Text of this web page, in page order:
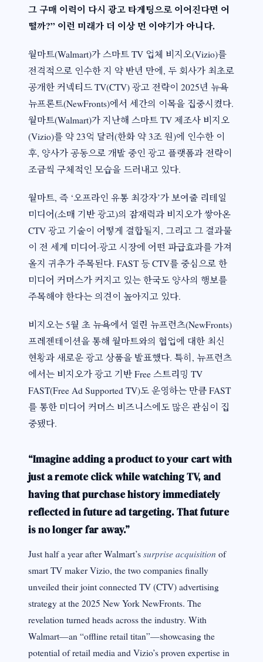
그 구매 이력이 다시 광고 타게팅으로 이어진다면 어
떨까?” 이런 미래가 더 이상 먼 이야기가 아니다.
월마트(Walmart)가 스마트 TV 업체 비지오(Vizio)를
전격적으로 인수한 지 약 반년 만에, 두 회사가 최초로
공개한 커넥티드 TV(CTV) 광고 전략이 2025년 뉴욕
뉴프론트(NewFronts)에서 세간의 이목을 집중시켰다.
월마트(Walmart)가 지난해 스마트 TV 제조사 비지오
(Vizio)를 약 23억 달러(한화 약 3조 원)에 인수한 이
후, 양사가 공동으로 개발 중인 광고 플랫폼과 전략이
조금씩 구체적인 모습을 드러내고 있다.
월마트, 즉 ‘오프라인 유통 최강자’가 보여줄 리테일
미디어(소매 기반 광고)의 잠재력과 비지오가 쌓아온
CTV 광고 기술이 어떻게 결합될지, 그리고 그 결과물
이 전 세계 미디어·광고 시장에 어떤 파급효과를 가져
올지 귀추가 주목된다. FAST 등 CTV를 중심으로 한
미디어 커머스가 커지고 있는 한국도 양사의 행보를
주목해야 한다는 의견이 높아지고 있다.
비지오는 5월 초 뉴욕에서 열린 뉴프런츠(NewFronts)
프레젠테이션을 통해 월마트와의 협업에 대한 최신
현황과 새로운 광고 상품을 발표했다. 특히, 뉴프런츠
에서는 비지오가 광고 기반 Free 스트리밍 TV
FAST(Free Ad Supported TV)도 운영하는 만큼 FAST
를 통한 미디어 커머스 비즈니스에도 많은 관심이 집
중됐다.
“Imagine adding a product to your cart with
just a remote click while watching TV, and
having that purchase history immediately
reflected in future ad targeting. That future
is no longer far away.”
Just half a year after Walmart’s surprise acquisition of
smart TV maker Vizio, the two companies finally
unveiled their joint connected TV (CTV) advertising
strategy at the 2025 New York NewFronts. The
revelation turned heads across the industry. With
Walmart—an “offline retail titan”—showcasing the
potential of retail media and Vizio’s proven expertise in